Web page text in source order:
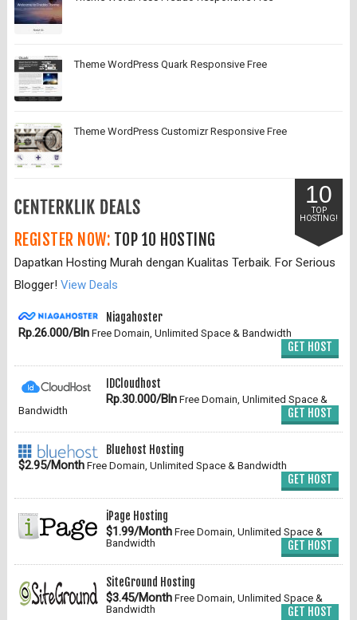
Theme WordPress Quark Responsive Free
Theme WordPress Customizr Responsive Free
10
TOP
HOSTING!
REGISTER NOW: TOP 10 HOSTING
Dapatkan Hosting Murah dengan Kualitas Terbaik. For Serious
Blogger! View Deals
Niagahoster
Rp.26.000/BlnFree Domain, Unlimited Space & Bandwidth
GET HOST
IDCloudhost
Rp.30.000/BlnFree Domain, Unlimited Space &
Bandwidth
GET HOST
Bluehost Hosting
$2.95/MonthFree Domain, Unlimited Space & Bandwidth
GET HOST
iPage Hosting
$1.99/MonthFree Domain, Unlimited Space &
Bandwidth
GET HOST
SiteGround Hosting
$3.45/MonthFree Domain, Unlimited Space &
Bandwidth
GET HOST